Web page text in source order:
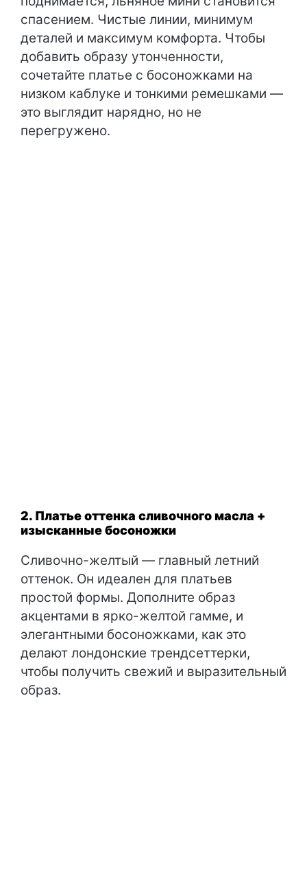
спасением. Чистые линии, минимум
деталей и максимум комфорта. Чтобы
добавить образу утонченности,
сочетайте платье с босоножками на
низком каблуке и тонкими ремешками —
это выглядит нарядно, но не
перегружено.
2. Платье оттенка сливочного масла +
изысканные босоножки
Сливочно-желтый — главный летний
оттенок. Он идеален для платьев
простой формы. Дополните образ
акцентами в ярко-желтой гамме, и
элегантными босоножками, как это
делают лондонские трендсеттерки,
чтобы получить свежий и выразительный
образ.